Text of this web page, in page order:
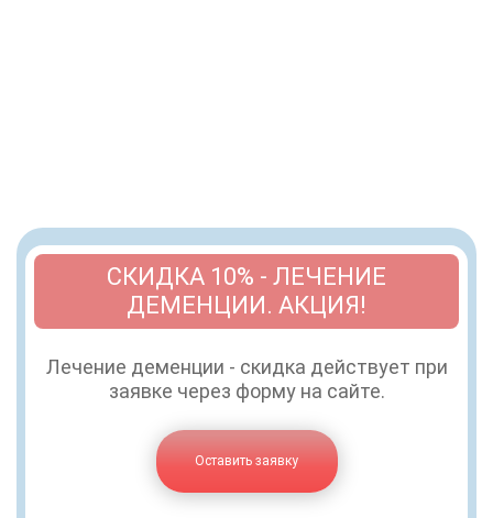
СКИДКА 10% - ЛЕЧЕНИЕ
ДЕМЕНЦИИ. АКЦИЯ!
Лечение деменции - скидка действует при
заявке через форму на сайте.
Оставить заявку